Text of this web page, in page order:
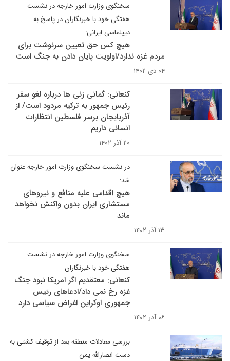
سخنگوی وزارت امور خارجه در نشست
هفتگی خود با خبرنگاران در پاسخ به
دیپلماسی ایرانی:
هیچ کس حق تعیین سرنوشت برای
مردم غزه ندارد/اولویت پایان دادن به جنگ است
۰۴ دی ۱۴۰۲
کنعانی: گمانی زنی ها درباره لغو سفر
رئیس جمهور به ترکیه مردود است/ از
آذربایجان برسر فلسطین انتظارات
انسانی داریم
۲۰ آذر ۱۴۰۲
در نشست سخنگوی وزارت امور خارجه عنوان
شد:
هیچ اقدامی علیه منافع و نیروهای
مستشاری ایران بدون واکنش نخواهد
ماند
۱۳ آذر ۱۴۰۲
سخنگوی وزارت امور خارجه در نشست
هفتگی خود با خبرنگاران
کنعانی: معتقدیم اگر امریکا نبود جنگ
غزه رخ نمی داد/ادعاهای رئیس
جمهوری اوکراین اغراض سیاسی دارد
۰۶ آذر ۱۴۰۲
بررسی معادلات منطقه بعد از توقیف کشتی به
دست انصارالله یمن